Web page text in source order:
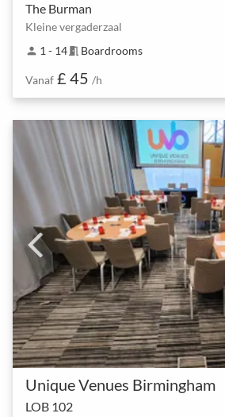
The Burman
Kleine vergaderzaal
person 1 - 14meeting_room Boardrooms
Vanaf £ 45 /h
Unique Venues Birmingham
LOB 102